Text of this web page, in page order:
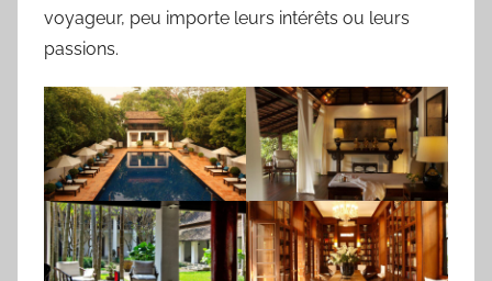
voyageur, peu importe leurs intérêts ou leurs
passions.